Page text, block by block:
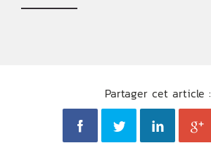
Partager cet article :